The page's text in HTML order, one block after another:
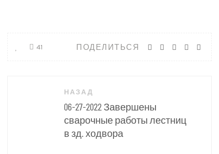
ПОДЕЛИТЬСЯ
41
НАЗАД
06-27-2022 Завершены
сварочные работы лестниц
в зд. ходвора